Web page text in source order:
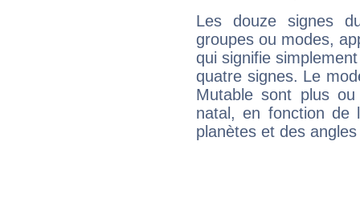
Les douze signes
groupes ou modes,
qui signifie
quatre signes. Le
Mutable sont plus
natal, en fonction de
planètes et des